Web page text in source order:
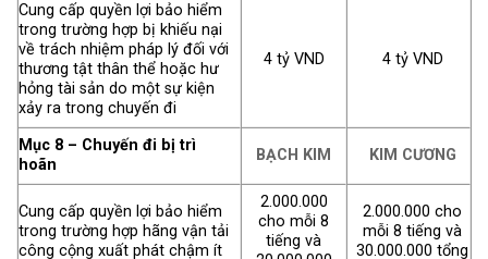
Cung cấp quyền lợi bảo hiểm
trong trường hợp bị khiếu nại
về trách nhiệm pháp lý đối với
thương tật thân thể hoặc hư
hỏng tài sản do một sự kiện
xảy ra trong chuyến đi
4 tỷ VND 4 tỷ VND
Mục 8 – Chuyến đi bị trì
hoãn
BẠCH KIM KIM CƯƠNG
Cung cấp quyền lợi bảo hiểm
trong trường hợp hãng vận tải
công cộng xuất phát chậm ít
2.000.000
cho mỗi 8
tiếng và
2.000.000 cho
mỗi 8 tiếng và
30.000.000 tổng